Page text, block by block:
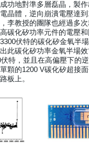
功地對準多層磊晶，製
晶體，逆向崩潰電壓達
李教授的團隊也經過多
碳化矽功率元件的電壓和
伏特的碳化矽金氧半
此碳化矽功率金氧半場
特，並且在高偏壓下的
顆的1200 V碳化矽超接
板上。